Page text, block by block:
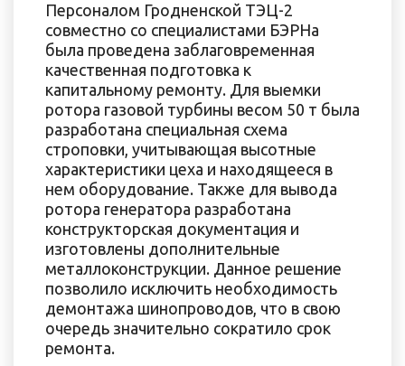
Персоналом Гродненской ТЭЦ-2
совместно со специалистами БЭРНа
была проведена заблаговременная
качественная подготовка к
капитальному ремонту. Для выемки
ротора газовой турбины весом 50 т была
разработана специальная схема
строповки, учитывающая высотные
характеристики цеха и находящееся в
нем оборудование. Также для вывода
ротора генератора разработана
конструкторская документация и
изготовлены дополнительные
металлоконструкции. Данное решение
позволило исключить необходимость
демонтажа шинопроводов, что в свою
очередь значительно сократило срок
ремонта.